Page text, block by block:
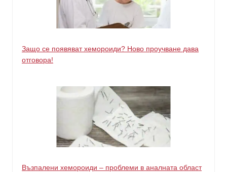
Защо се появяват хемороиди? Ново проучване дава
отговора!
Възпалени хемороиди – проблеми в аналната област